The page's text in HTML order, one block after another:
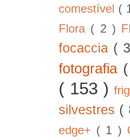
comestível (
Flora ( 2 )
focaccia (
fotografia
( 153 )
silvestres (
edge+ ( 1 )